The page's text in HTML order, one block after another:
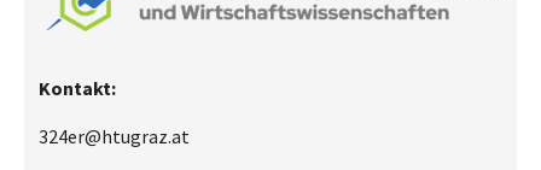
Kontakt:
324er@htugraz.at